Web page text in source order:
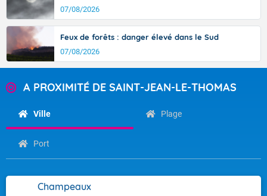
07/08/2026
Feux de forêts : danger élevé dans le Sud
07/08/2026
A PROXIMITÉ DE SAINT-JEAN-LE-THOMAS
Ville Plage
Port
Champeaux